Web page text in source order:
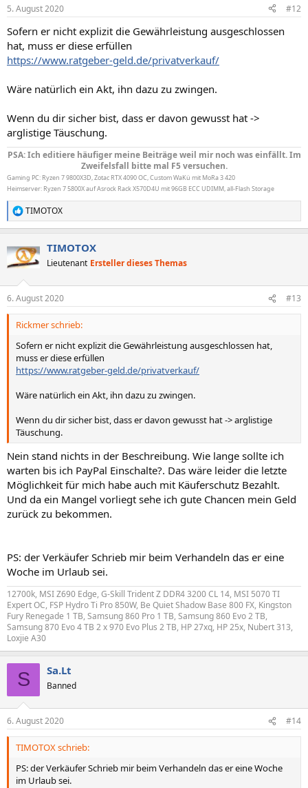
5. August 2020 #12
Sofern er nicht explizit die Gewährleistung ausgeschlossen
hat, muss er diese erfüllen
https://www.ratgeber-geld.de/privatverkauf/
Wäre natürlich ein Akt, ihn dazu zu zwingen.
Wenn du dir sicher bist, dass er davon gewusst hat ->
arglistige Täuschung.
PSA: Ich editiere häufiger meine Beiträge weil mir noch was einfällt. Im
Zweifelsfall bitte mal F5 versuchen.
Gaming PC: Ryzen 7 9800X3D, Zotac RTX 4090 OC, Custom WaKü mit MoRa 3 420
Heimserver: Ryzen 7 5800X auf Asrock Rack X570D4U mit 96GB ECC UDIMM, all-Flash Storage
R
e
k
i
e
n
TIMOTOX
TIMOTOX
Lieutenant Ersteller dieses Themas
6. August 2020 #13
Rickmer schrieb:
Sofern er nicht explizit die Gewährleistung ausgeschlossen hat,
muss er diese erfüllen
https://www.ratgeber-geld.de/privatverkauf/
Wäre natürlich ein Akt, ihn dazu zu zwingen.
Wenn du dir sicher bist, dass er davon gewusst hat -> arglistige
Täuschung.
Nein stand nichts in der Beschreibung. Wie lange sollte ich
warten bis ich PayPal Einschalte?. Das wäre leider die letzte
Möglichkeit für mich habe auch mit Käuferschutz Bezahlt.
Und da ein Mangel vorliegt sehe ich gute Chancen mein Geld
zurück zu bekommen.
PS: der Verkäufer Schrieb mir beim Verhandeln das er eine
Woche im Urlaub sei.
12700k, MSI Z690 Edge, G-Skill Trident Z DDR4 3200 CL 14, MSI 5070 TI
Expert OC, FSP Hydro Ti Pro 850W, Be Quiet Shadow Base 800 FX, Kingston
Fury Renegade 1 TB, Samsung 860 Pro 1 TB, Samsung 860 Evo 2 TB,
Samsung 870 Evo 4 TB 2 x 970 Evo Plus 2 TB, HP 27xq, HP 25x, Nubert 313,
Loxjie A30
S Sa.Lt
Banned
6. August 2020 #14
TIMOTOX schrieb:
PS: der Verkäufer Schrieb mir beim Verhandeln das er eine Woche
im Urlaub sei.